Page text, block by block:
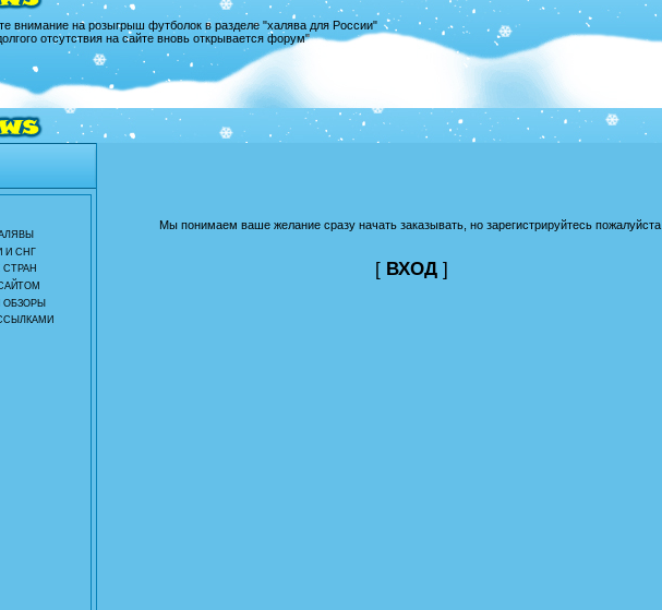
внимание на розыгрыш футболок в разделе "халява для России"
отсутствия на сайте вновь открывается форум"
И СНГ
ОБЗОРЫ
Мы понимаем ваше желание сразу начать заказывать, но зарегистрируйтесь пожалуйста.
[ ВХОД ]